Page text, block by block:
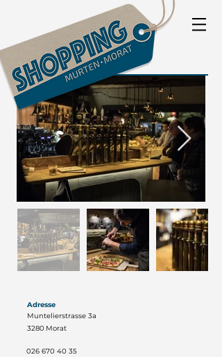
Adresse
Morat
3280
Muntelierstrasse 3a
026 670 40 35